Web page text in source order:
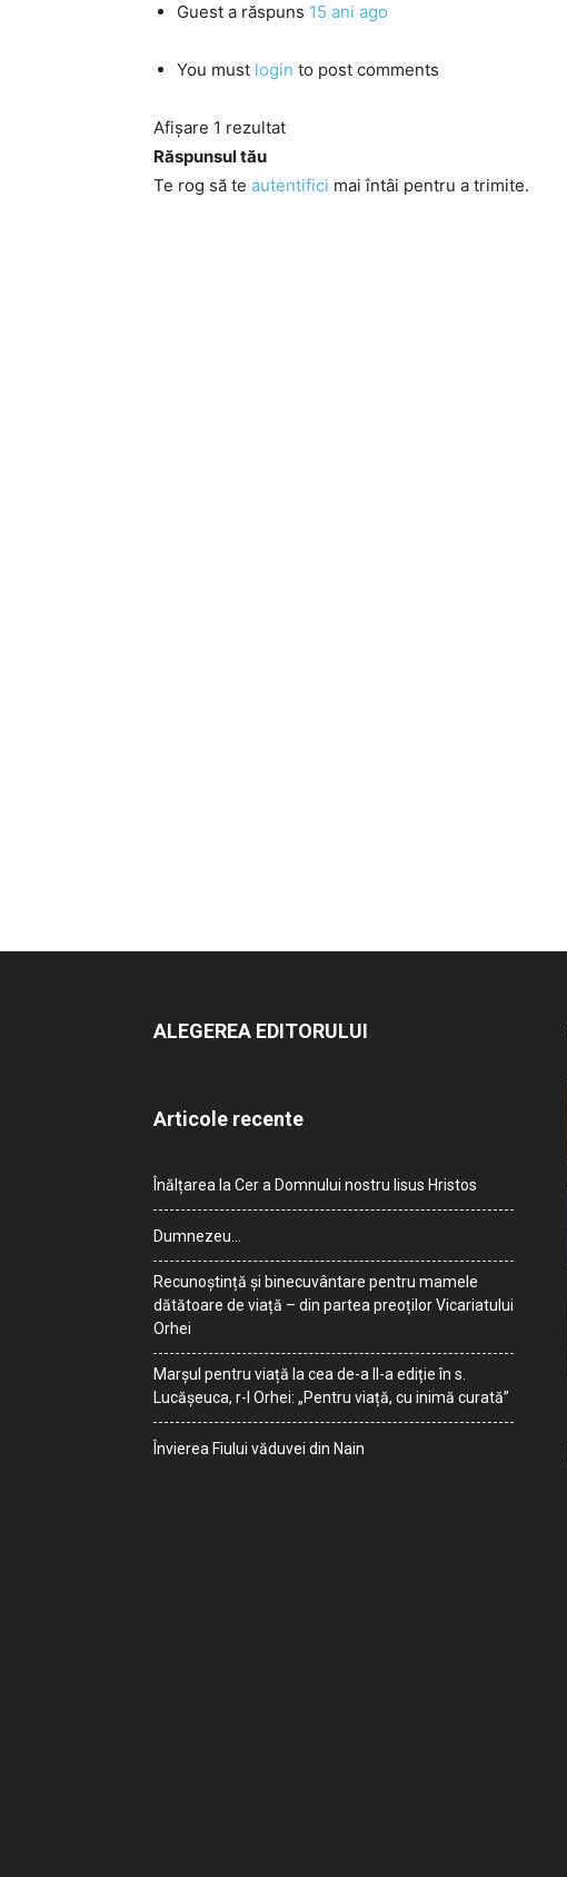
Guest a răspuns 15 ani ago
You must login to post comments
Afișare 1 rezultat
Răspunsul tău
Te rog să te autentifici mai întâi pentru a trimite.
ALEGEREA EDITORULUI
Articole recente
Înălțarea la Cer a Domnului nostru Iisus Hristos
Dumnezeu…
Recunoștință și binecuvântare pentru mamele
dătătoare de viață – din partea preoților Vicariatului
Orhei
Marșul pentru viață la cea de-a II-a ediție în s.
Lucășeuca, r-l Orhei: „Pentru viață, cu inimă curată”
Învierea Fiului văduvei din Nain